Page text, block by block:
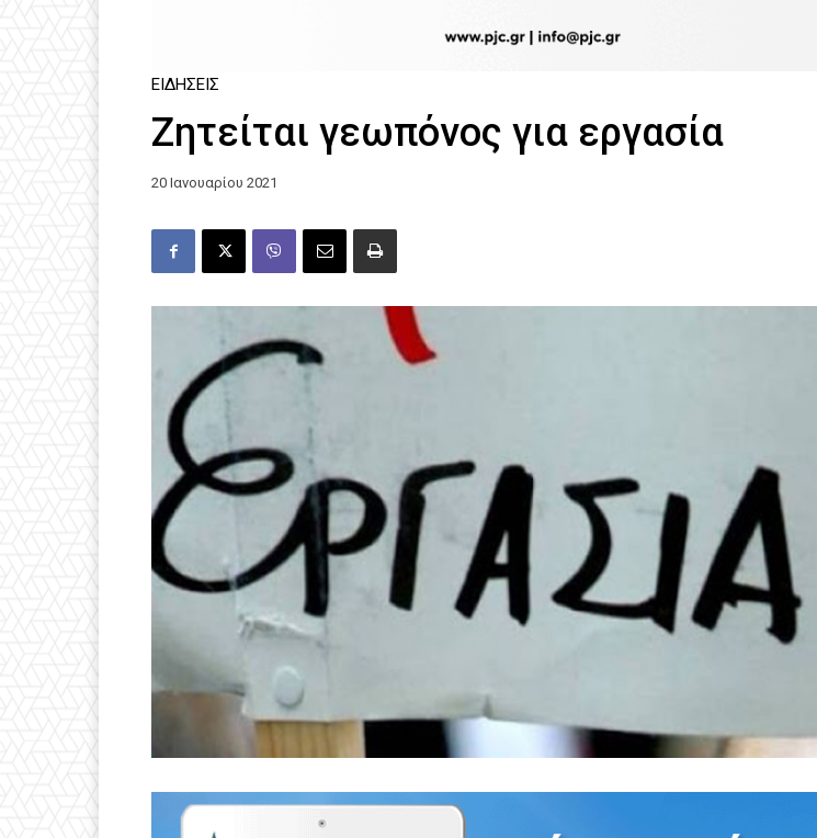
ΕΙΔΉΣΕΙΣ
Ζητείται γεωπόνος για εργασία
20 Ιανουαρίου 2021